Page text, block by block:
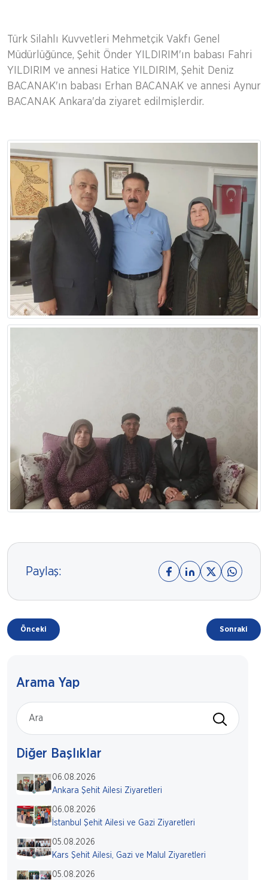
Türk Silahlı Kuvvetleri Mehmetçik Vakfı Genel
Müdürlüğünce, Şehit Önder YILDIRIM'ın babası Fahri
YILDIRIM ve annesi Hatice YILDIRIM, Şehit Deniz
BACANAK'ın babası Erhan BACANAK ve annesi Aynur
BACANAK Ankara'da ziyaret edilmişlerdir.
Paylaş:
Önceki Sonraki
Arama Yap
Diğer Başlıklar
06.08.2026
Ankara Şehit Ailesi Ziyaretleri
06.08.2026
İstanbul Şehit Ailesi ve Gazi Ziyaretleri
05.08.2026
Kars Şehit Ailesi, Gazi ve Malul Ziyaretleri
05.08.2026